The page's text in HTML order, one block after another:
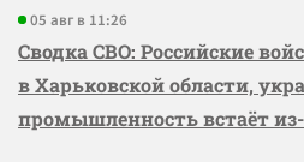
05 авг в 11:26
Сводка СВО: Российские
в Харьковской области,
промышленность встаёт